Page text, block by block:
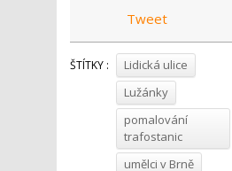
Tweet
ŠTÍTKY :
Lidická ulice
Lužánky
pomalování
trafostanic
umělci v Brně